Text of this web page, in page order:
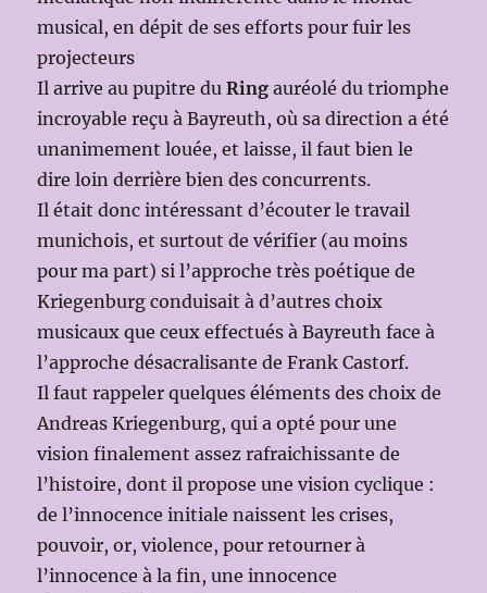
musical, en dépit de ses efforts pour fuir les
projecteurs
Il arrive au pupitre duRing auréolé du triomphe
incroyable reçu à Bayreuth, où sa direction a été
unanimement louée, et laisse, il faut bien le
dire loin derrière bien des concurrents.
Il était donc intéressant d’écouter le travail
munichois, et surtout de vérifier (au moins
pour ma part) si l’approche très poétique de
Kriegenburg conduisait à d’autres choix
musicaux que ceux effectués à Bayreuth face à
l’approche désacralisante de Frank Castorf.
Il faut rappeler quelques éléments des choix de
Andreas Kriegenburg, qui a opté pour une
vision finalement assez rafraichissante de
l’histoire, dont il propose une vision cyclique :
de l’innocence initiale naissent les crises,
pouvoir, or, violence, pour retourner à
l’innocence à la fin, une innocence